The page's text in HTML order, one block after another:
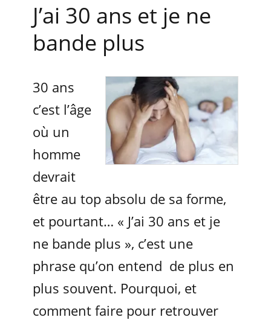
J’ai 30 ans et je ne
bande plus
30 ans
c’est l’âge
où un
homme
devrait
être au top absolu de sa forme,
et pourtant… « J’ai 30 ans et je
ne bande plus », c’est une
phrase qu’on entend de plus en
plus souvent. Pourquoi, et
comment faire pour retrouver